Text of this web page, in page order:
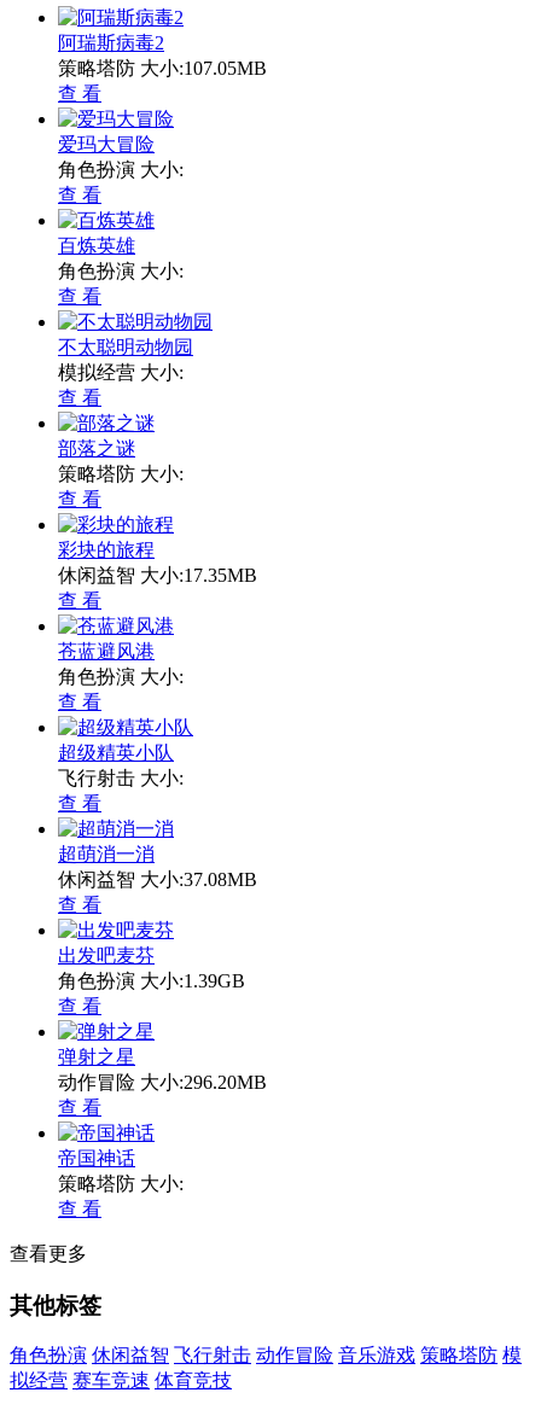
阿瑞斯病毒2
策略塔防 大小:107.05MB
查 看
爱玛大冒险
角色扮演 大小:
查 看
百炼英雄
角色扮演 大小:
查 看
不太聪明动物园
模拟经营 大小:
查 看
部落之谜
策略塔防 大小:
查 看
彩块的旅程
休闲益智 大小:17.35MB
查 看
苍蓝避风港
角色扮演 大小:
查 看
超级精英小队
飞行射击 大小:
查 看
超萌消一消
休闲益智 大小:37.08MB
查 看
出发吧麦芬
角色扮演 大小:1.39GB
查 看
弹射之星
动作冒险 大小:296.20MB
查 看
帝国神话
策略塔防 大小:
查 看
查看更多
其他标签
角色扮演 休闲益智 飞行射击 动作冒险 音乐游戏 策略塔防 模
拟经营 赛车竞速 体育竞技